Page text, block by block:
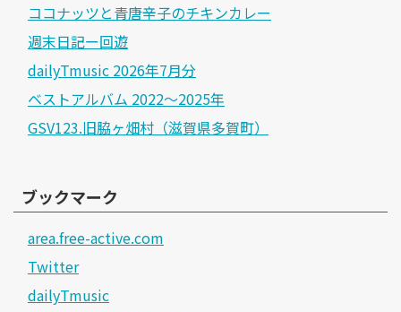
ココナッツと青唐辛子のチキンカレー
週末日記ー回遊
dailyTmusic 2026年7月分
ベストアルバム 2022～2025年
GSV123.旧脇ヶ畑村（滋賀県多賀町）
ブックマーク
area.free-active.com
Twitter
dailyTmusic